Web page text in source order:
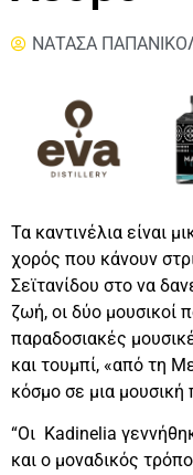
ΝΑΤΑΣΑ
Τα καντινέλια είναι
χορός που κάνουν
Σεϊτανίδου στο να
ζωή, οι δύο μουσικοί
παραδοσιακές
και τουμπί, «από τη
κόσμο σε μια
“Οι Kadinelia
και ο μοναδικός